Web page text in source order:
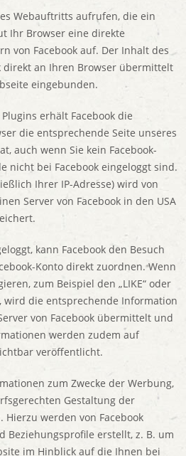
Webauftritts aufrufen, die ein
Ihr Browser eine direkte
von Facebook auf. Der Inhalt des
direkt an Ihren Browser übermittelt
eingebunden.
erhält Facebook die
die entsprechende Seite unseres
auch wenn Sie kein Facebook-
nicht bei Facebook eingeloggt sind.
Ihrer IP-Adresse) wird von
Server von Facebook in den USA
kann Facebook den Besuch
Konto direkt zuordnen. Wenn
zum Beispiel den „LIKE“ oder
wird die entsprechende Information
von Facebook übermittelt und
werden zudem auf
veröffentlicht.
zum Zwecke der Werbung,
Gestaltung der
Hierzu werden von Facebook
Beziehungsprofile erstellt, z. B. um
im Hinblick auf die Ihnen bei